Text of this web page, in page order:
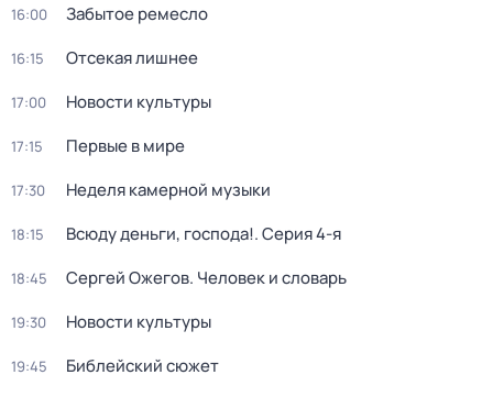
16:00 Забытое ремесло
16:15 Отсекая лишнее
17:00 Новости культуры
17:15 Первые в мире
17:30 Неделя камерной музыки
18:15 Всюду деньги, господа!. Серия 4-я
18:45 Сергей Ожегов. Человек и словарь
19:30 Новости культуры
19:45 Библейский сюжет